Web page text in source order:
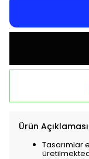
Ürün Açıklaması
Tasarımlar